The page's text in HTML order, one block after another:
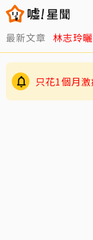
最新文章 林志玲
只花1個月